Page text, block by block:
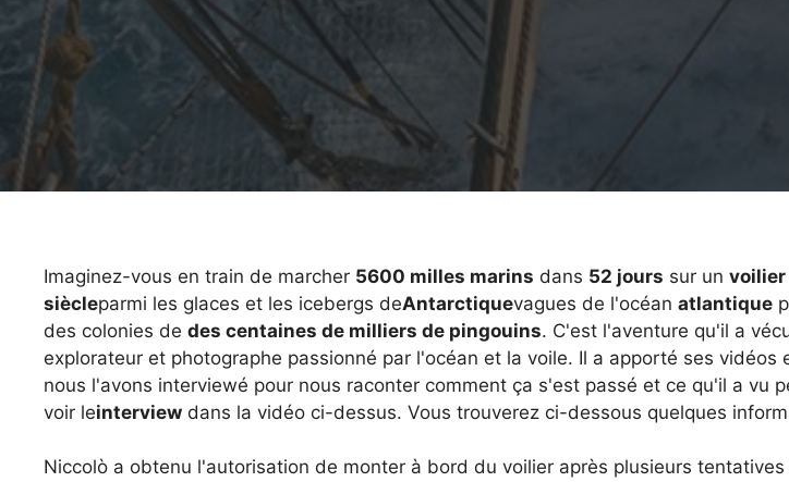
Imaginez-vous en train de marcher 5600 milles marins dans 52 jours sur un voilier
siècleparmi les glaces et les icebergs deAntarctiquevagues de l'océan atlantique
des colonies de des centaines de milliers de pingouins. C'est l'aventure qu'il a
explorateur et photographe passionné par l'océan et la voile. Il a apporté ses vidéos
nous l'avons interviewé pour nous raconter comment ça s'est passé et ce qu'il a vu
voir leinterview dans la vidéo ci-dessus. Vous trouverez ci-dessous quelques
Niccolò a obtenu l'autorisation de monter à bord du voilier après plusieurs